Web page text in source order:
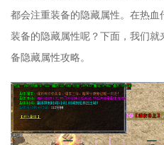
都会注重装备的隐藏属性。在热
装备的隐藏属性呢？下面，我们
备隐藏属性攻略。